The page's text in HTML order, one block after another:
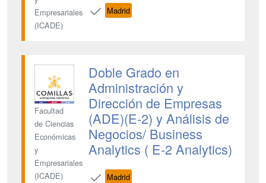
Empresariales
(ICADE)
Madrid
Facultad
de Ciencias
Económicas
y
Empresariales
(ICADE)
Doble Grado en
Administración y
Dirección de Empresas
(ADE)(E-2) y Análisis de
Negocios/ Business
Analytics ( E-2 Analytics)
Madrid